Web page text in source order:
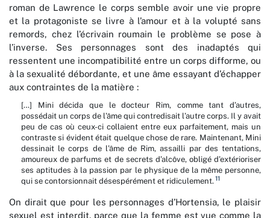
roman de Lawrence le corps semble avoir une vie propre
et la protagoniste se livre à l’amour et à la volupté sans
remords, chez l’écrivain roumain le problème se pose à
l’inverse. Ses personnages sont des inadaptés qui
ressentent une incompatibilité entre un corps difforme, ou
à la sexualité débordante, et une âme essayant d’échapper
aux contraintes de la matière :
[…] Mini décida que le docteur Rim, comme tant d’autres,
possédait un corps de l’âme qui contredisait l’autre corps. Il y avait
peu de cas où ceux-ci collaient entre eux parfaitement, mais un
contraste si évident était quelque chose de rare. Maintenant, Mini
dessinait le corps de l’âme de Rim, assailli par des tentations,
amoureux de parfums et de secrets d’alcôve, obligé d’extérioriser
ses aptitudes à la passion par le physique de la même personne,
qui se contorsionnait désespérément et ridiculement.11
On dirait que pour les personnages d’Hortensia, le plaisir
sexuel est interdit, parce que la femme est vue comme la